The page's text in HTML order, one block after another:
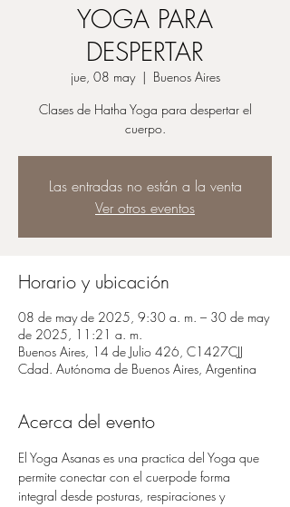
YOGA PARA
DESPERTAR
jue, 08 may
  |
Buenos Aires
Clases de Hatha Yoga para despertar el
cuerpo.
Las entradas no están a la venta
Ver otros eventos
Horario y ubicación
08 de may de 2025, 9:30 a. m. – 30 de may
de 2025, 11:21 a. m.
Buenos Aires, 14 de Julio 426, C1427CJJ
Cdad. Autónoma de Buenos Aires, Argentina
Acerca del evento
El Yoga Asanas es una practica del Yoga que
permite conectar con el cuerpode forma
integral desde posturas, respiraciones y